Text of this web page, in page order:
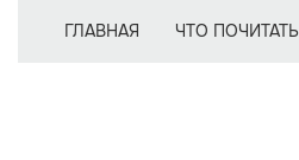
ГЛАВНАЯ ЧТО ПОЧИТАТЬ